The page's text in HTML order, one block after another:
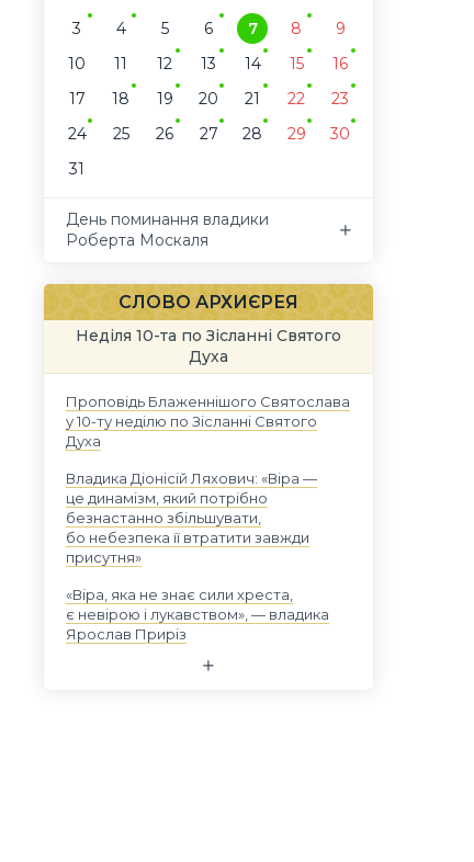
3
4 5 6 7 8
9
10
11 12 13 14 15
16
17
18 19 20 21 22
23
24
25 26 27 28 29
30
31
День поминання владики
Роберта Москаля
СЛОВО АРХИЄРЕЯ
Неділя 10-та по Зісланні Святого
Духа
Проповідь Блаженнішого Святослава
у 10-ту неділю по Зісланні Святого
Духа
Владика Діонісій Ляхович: «Віра —
це динамізм, який потрібно
безнастанно збільшувати,
бо небезпека її втратити завжди
присутня»
«Віра, яка не знає сили хреста,
є невірою і лукавством», — владика
Ярослав Приріз